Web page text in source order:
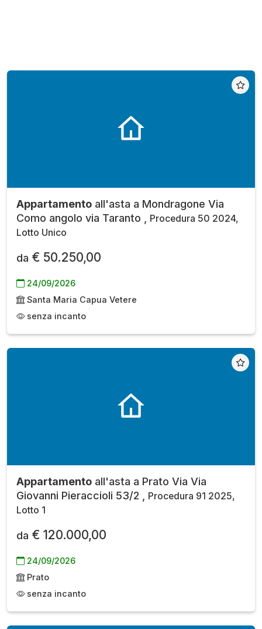
Appartamento all'asta a Mondragone Via
Como angolo via Taranto ,
Procedura 50 2024,
Lotto Unico
da € 50.250,00
24/09/2026
Santa Maria Capua Vetere
senza incanto
Appartamento all'asta a Prato Via Via
Giovanni Pieraccioli 53/2 ,
Procedura 91 2025,
Lotto 1
da € 120.000,00
24/09/2026
Prato
senza incanto